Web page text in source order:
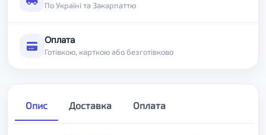
По Україні та Закарпаттю
Оплата
Готівкою, карткою або безготівково
Опис Доставка Оплата